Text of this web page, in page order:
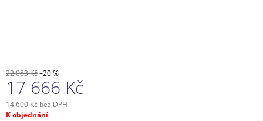
22 083 Kč–20 %
17 666 Kč
14 600 Kč bez DPH
Měrná
K objednání